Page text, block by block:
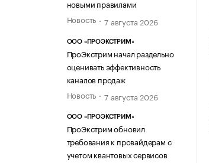
новыми правилами
Новость
7 августа 2026
ООО «ПРОЭКСТРИМ»
ПроЭкстрим начал раздельно
оценивать эффективность
каналов продаж
Новость
7 августа 2026
ООО «ПРОЭКСТРИМ»
ПроЭкстрим обновил
требования к провайдерам с
учетом квантовых сервисов